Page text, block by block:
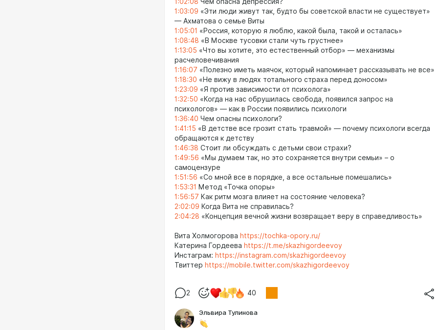
1:03:09 «Эти люди живут так, будто бы советской власти не существует»
— Ахматова о семье Виты
1:05:01 «Россия, которую я люблю, какой была, такой и осталась»
1:08:48 «В Москве тусовки стали чуть грустнее»
1:13:05 «Что вы хотите, это естественный отбор» — механизмы
расчеловечивания
1:16:07 «Полезно иметь маячок, который напоминает рассказывать не все»
1:18:30 «Не вижу в людях тотального страха перед доносом»
1:23:09 «Я против зависимости от психолога»
1:32:50 «Когда на нас обрушилась свобода, появился запрос на
психологов» — как в России появились психологи
1:36:40 Чем опасны психологи?
1:41:15 «В детстве все грозит стать травмой» — почему психологи всегда
обращаются к детству
1:46:38 Стоит ли обсуждать с детьми свои страхи?
1:49:56 «Мы думаем так, но это сохраняется внутри семьи» – о
самоцензуре
1:51:56 «Со мной все в порядке, а все остальные помешались»
1:53:31 Метод «Точка опоры»
1:56:57 Как ритм мозга влияет на состояние человека?
2:02:09 Когда Вита не справилась?
2:04:28 «Концепция вечной жизни возвращает веру в справедливость»
Вита Холмогорова https://tochka-opory.ru/
Катерина Гордеева https://t.me/skazhigordeevoy
Инстаграм: https://instagram.com/skazhigordeevoy
Твиттер https://mobile.twitter.com/skazhigordeevoy
2 40
Эльвира Тулинова